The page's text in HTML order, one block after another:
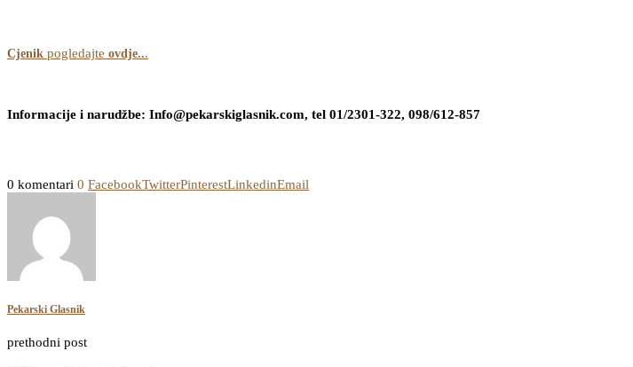
Cjenik pogledajte ovdje...
Informacije i narudžbe: Info@pekarskiglasnik.com, tel 01/2301-322, 098/612-857
0 komentari 0 FacebookTwitterPinterestLinkedinEmail
Pekarski Glasnik
prethodni post